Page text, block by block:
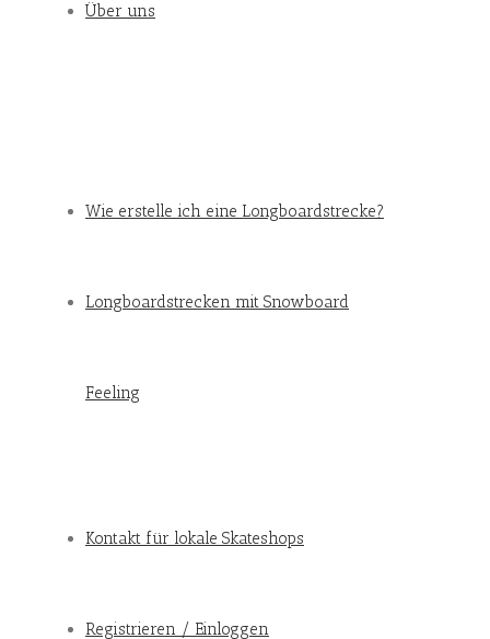
Über uns
Wie erstelle ich eine Longboardstrecke?
Longboardstrecken mit Snowboard
Feeling
Kontakt für lokale Skateshops
Registrieren / Einloggen